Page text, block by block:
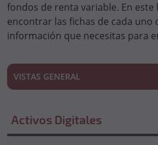
fondos de renta variable. En este
encontrar las fichas de cada uno
información que necesitas para
VISTAS GENERAL
Activos Digitales